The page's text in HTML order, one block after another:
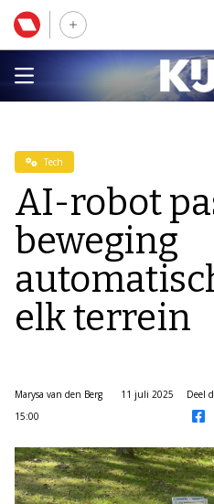
Tech
AI-robot
beweging
elk terrein
Marysa van den Berg
11 juli 2025
15:00
Deel